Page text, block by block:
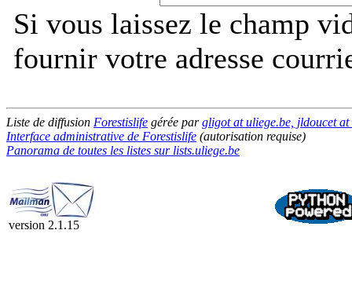
Si vous laissez le champ
fournir votre adresse
Liste de diffusion Forestislife gérée pargligot at uliege.be, jldoucet
Interface administrative de Forestislife (autorisation requise)
Panorama de toutes les listes sur lists.uliege.be
version 2.1.15